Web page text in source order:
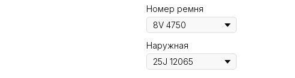
Номер ремня
Наружная